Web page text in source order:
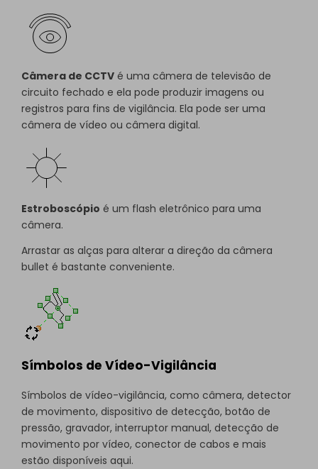
Câmera de CCTV é uma câmera de televisão de
circuito fechado e ela pode produzir imagens ou
registros para fins de vigilância. Ela pode ser uma
câmera de vídeo ou câmera digital.
Estroboscópio é um flash eletrônico para uma
câmera.
Arrastar as alças para alterar a direção da câmera
bullet é bastante conveniente.
Símbolos de Vídeo-Vigilância
Símbolos de vídeo-vigilância, como câmera, detector
de movimento, dispositivo de detecção, botão de
pressão, gravador, interruptor manual, detecção de
movimento por vídeo, conector de cabos e mais
estão disponíveis aqui.